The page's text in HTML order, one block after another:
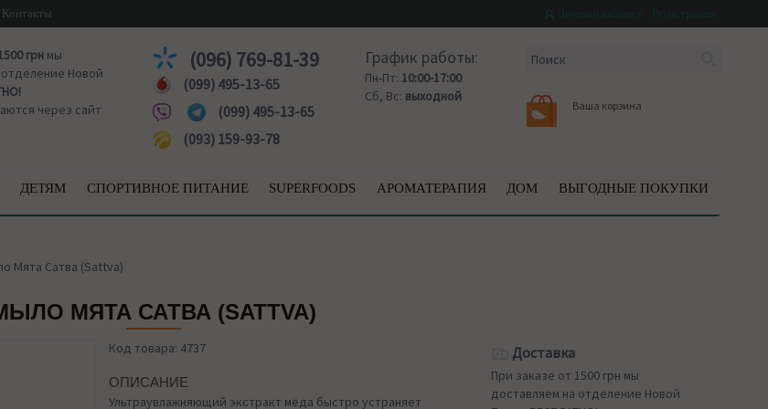
Контакты
грнмы
Новой
через сайт
(096) 769-81-39
(099) 495-13-65
(099) 495-13-65
(093) 159-93-78
График работы:
Пн-Пт: 10:00-17:00
Сб, Вс: выходной
Ваша корзина
ДЕТЯМ СПОРТИВНОЕ ПИТАНИЕ SUPERFOODS АРОМАТЕРАПИЯ ДОМ ВЫГОДНЫЕ ПОКУПКИ
Мята Сатва (Sattva)
МЯТА САТВА (SATTVA)
Код товара: 4737
ОПИСАНИЕ
Ультраувлажняющий экстракт мёда быстро устраняет
Доставка
При заказе от 1500 грн мы
доставляем на отделение Новой